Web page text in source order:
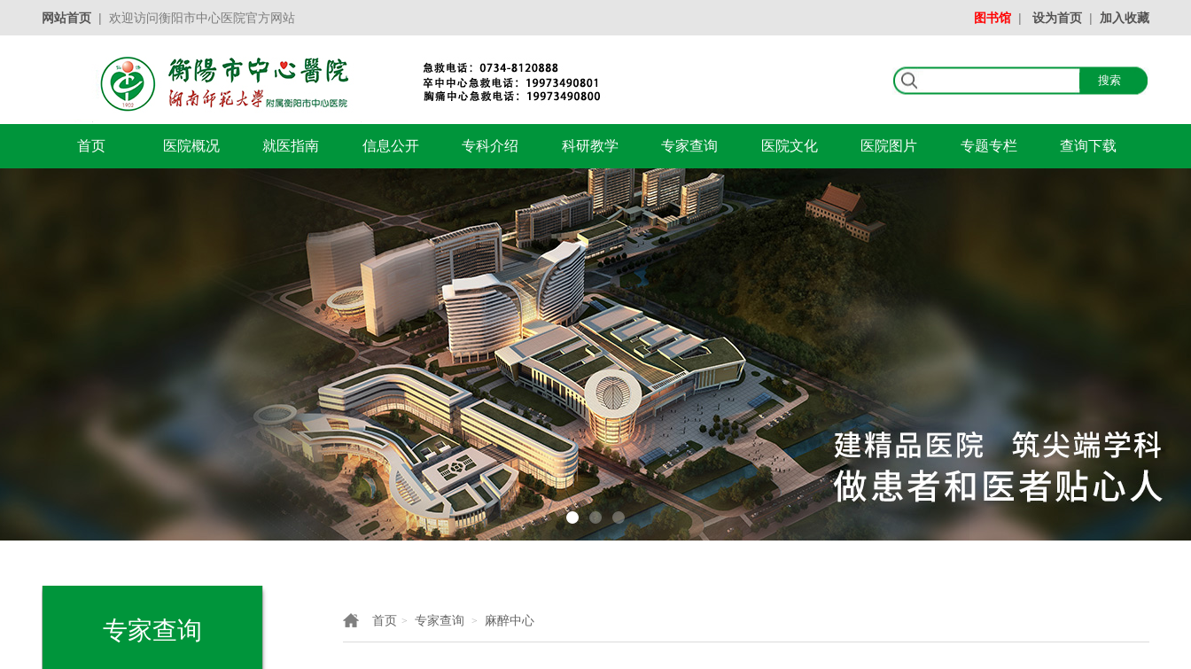
网站首页 | 欢迎访问衡阳市中心医院官方网站 图书馆 | 设为首页 | 加入收藏
首页 医院概况 就医指南 信息公开 专科介绍 科研教学 专家查询 医院文化 医院图片 专题专栏 查询下载
专家查询 首页 > 专家查询 > 麻醉中心